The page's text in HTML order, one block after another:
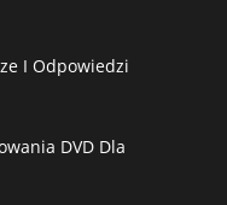
I Odpowiedzi
DVD Dla